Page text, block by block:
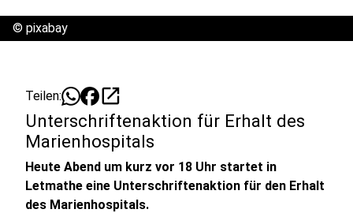
© pixabay
Teilen: open_in_new
Unterschriftenaktion für Erhalt des
Marienhospitals
Heute Abend um kurz vor 18 Uhr startet in
Letmathe eine Unterschriftenaktion für den Erhalt
des Marienhospitals.